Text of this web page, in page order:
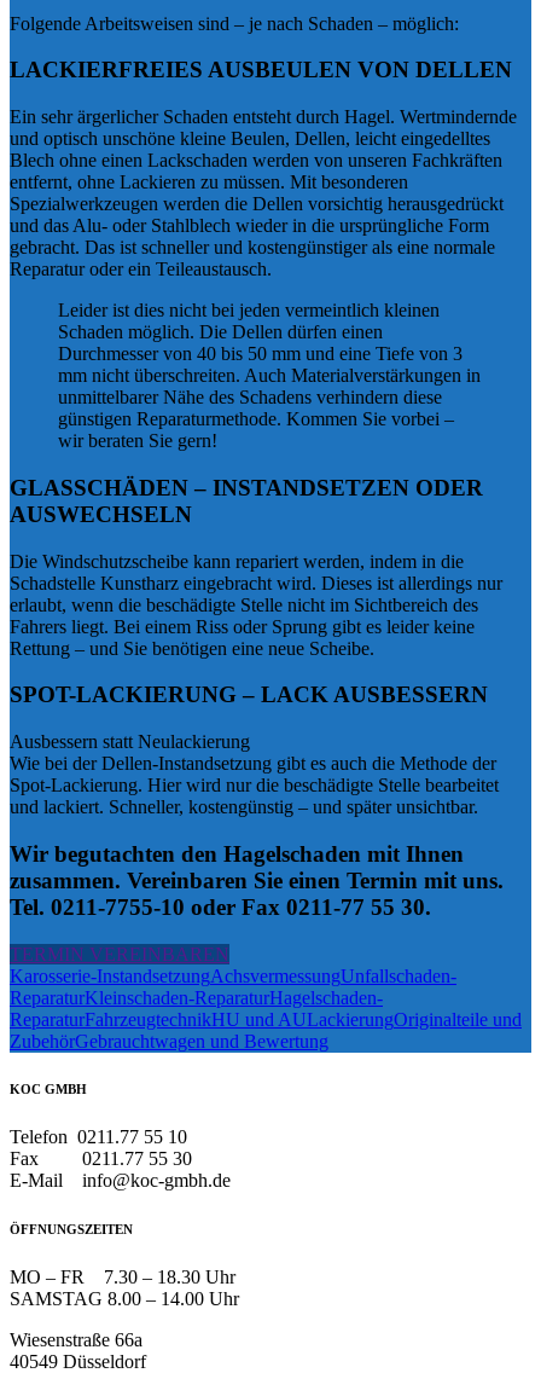
Folgende Arbeitsweisen sind – je nach Schaden – möglich:
LACKIERFREIES AUSBEULEN VON DELLEN
Ein sehr ärgerlicher Schaden entsteht durch Hagel. Wertmindernde
und optisch unschöne kleine Beulen, Dellen, leicht eingedelltes
Blech ohne einen Lackschaden werden von unseren Fachkräften
entfernt, ohne Lackieren zu müssen. Mit besonderen
Spezialwerkzeugen werden die Dellen vorsichtig herausgedrückt
und das Alu- oder Stahlblech wieder in die ursprüngliche Form
gebracht. Das ist schneller und kostengünstiger als eine normale
Reparatur oder ein Teileaustausch.
Leider ist dies nicht bei jeden vermeintlich kleinen
Schaden möglich. Die Dellen dürfen einen
Durchmesser von 40 bis 50 mm und eine Tiefe von 3
mm nicht überschreiten. Auch Materialverstärkungen in
unmittelbarer Nähe des Schadens verhindern diese
günstigen Reparaturmethode. Kommen Sie vorbei –
wir beraten Sie gern!
GLASSCHÄDEN – INSTANDSETZEN ODER
AUSWECHSELN
Die Windschutzscheibe kann repariert werden, indem in die
Schadstelle Kunstharz eingebracht wird. Dieses ist allerdings nur
erlaubt, wenn die beschädigte Stelle nicht im Sichtbereich des
Fahrers liegt. Bei einem Riss oder Sprung gibt es leider keine
Rettung – und Sie benötigen eine neue Scheibe.
SPOT-LACKIERUNG – LACK AUSBESSERN
Ausbessern statt Neulackierung
Wie bei der Dellen-Instandsetzung gibt es auch die Methode der
Spot-Lackierung. Hier wird nur die beschädigte Stelle bearbeitet
und lackiert. Schneller, kostengünstig – und später unsichtbar.
Wir begutachten den Hagelschaden mit Ihnen
zusammen. Vereinbaren Sie einen Termin mit uns.
Tel. 0211-7755-10 oder Fax 0211-77 55 30.
TERMIN VEREINBAREN
Karosserie-InstandsetzungAchsvermessungUnfallschaden-
ReparaturKleinschaden-ReparaturHagelschaden-
ReparaturFahrzeugtechnikHU und AULackierungOriginalteile und
ZubehörGebrauchtwagen und Bewertung
KOC GMBH
Telefon 0211.77 55 10
Fax 0211.77 55 30
E-Mail info@koc-gmbh.de
ÖFFNUNGSZEITEN
MO – FR 7.30 – 18.30 Uhr
SAMSTAG 8.00 – 14.00 Uhr
Wiesenstraße 66a
40549 Düsseldorf